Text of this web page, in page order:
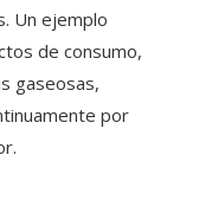
Un ejemplo
de consumo,
gaseosas,
por